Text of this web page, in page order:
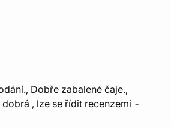
Dobře zabalené čaje.,
, lze se řídit recenzemi -